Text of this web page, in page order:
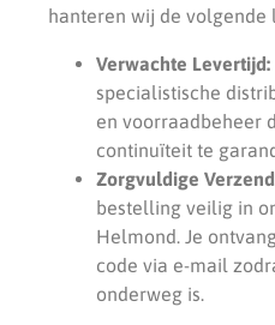
hanteren wij de volgende
Verwachte Levertijd:
specialistische
en voorraadbeheer
continuïteit te
Zorgvuldige
bestelling veilig in
Helmond. Je
code via e-mail
onderweg is.